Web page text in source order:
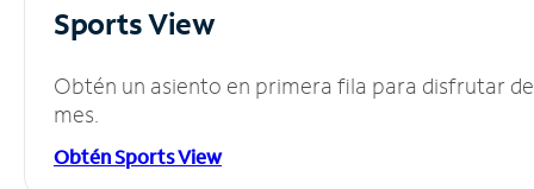
Sports View
Obtén un asiento en primera fila para disfrutar
mes.
Obtén Sports View